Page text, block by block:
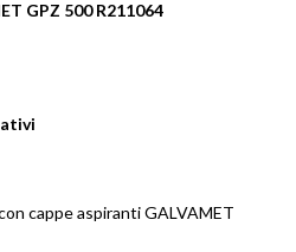
GPZ 500 R211064
cappe aspiranti GALVAMET